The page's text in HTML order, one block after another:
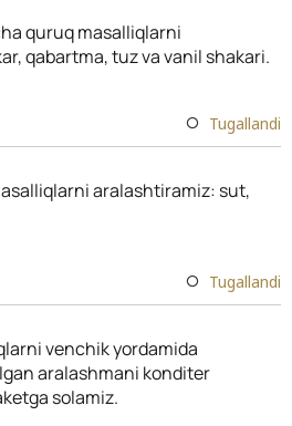
quruq masalliqlarni
qabartma, tuz va vanil shakari.
Tugallandi
aralashtiramiz: sut,
Tugallandi
venchik yordamida
aralashmani konditer
solamiz.